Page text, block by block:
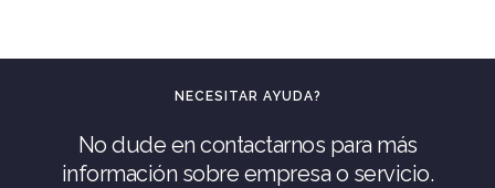
NECESITAR AYUDA?
No dude en contactarnos para más
información sobre empresa o servicio.